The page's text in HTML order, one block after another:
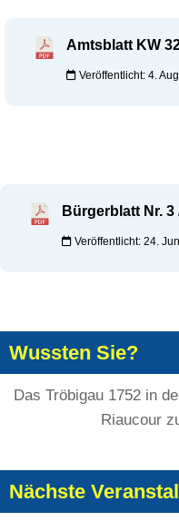
Amtsblatt KW
Veröffentlicht: 4.
Bürgerblatt Nr. 3
Veröffentlicht: 24.
Wussten Sie?
Das Tröbigau 1752 in
Riaucour
Nächste